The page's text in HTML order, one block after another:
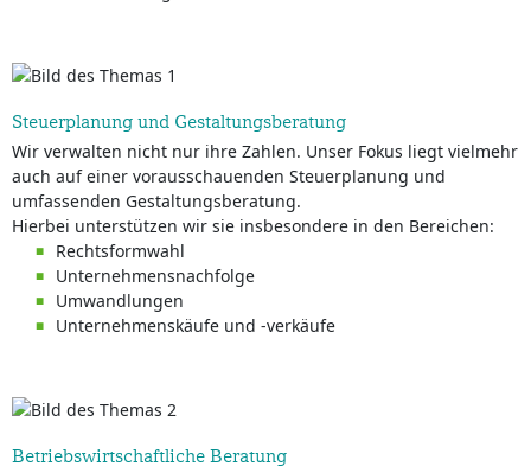
Steuerplanung und Gestaltungsberatung
Wir verwalten nicht nur ihre Zahlen. Unser Fokus liegt vielmehr
auch auf einer vorausschauenden Steuerplanung und
umfassenden Gestaltungsberatung.
Hierbei unterstützen wir sie insbesondere in den Bereichen:
Rechtsformwahl
Unternehmensnachfolge
Umwandlungen
Unternehmenskäufe und -verkäufe
Betriebswirtschaftliche Beratung